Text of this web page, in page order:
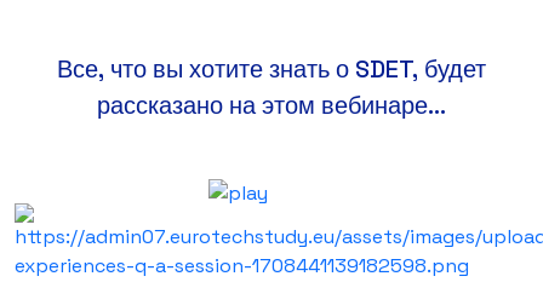
Все, что вы хотите знать о SDET, будет
рассказано на этом вебинаре...